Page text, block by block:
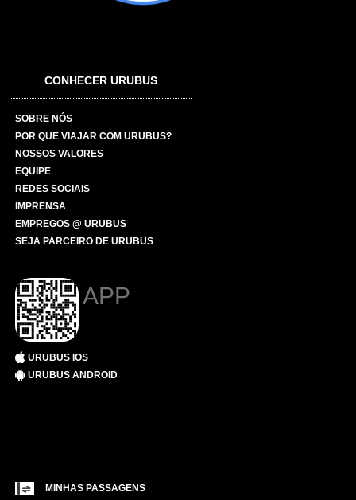
CONHECER URUBUS
SOBRE NÓS
POR QUE VIAJAR COM URUBUS?
NOSSOS VALORES
EQUIPE
REDES SOCIAIS
IMPRENSA
EMPREGOS @ URUBUS
SEJA PARCEIRO DE URUBUS
APP
URUBUS IOS
URUBUS ANDROID
MINHAS PASSAGENS